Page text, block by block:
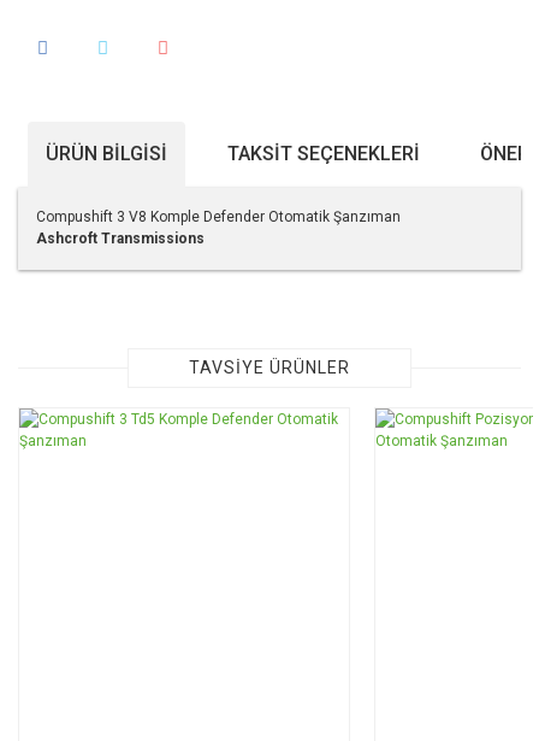
ÜRÜN BILGISI TAKSIT SEÇENEKLERI
Compushift 3 V8 Komple Defender Otomatik Şanzıman
Ashcroft Transmissions
Görüş ve önerileriniz için teşekkür ederiz.
Ürün resmi kalitesiz, bozuk veya görüntülenemiyor.
TAVSİYE ÜRÜNLER
TÜKENDİ TÜKENDİ